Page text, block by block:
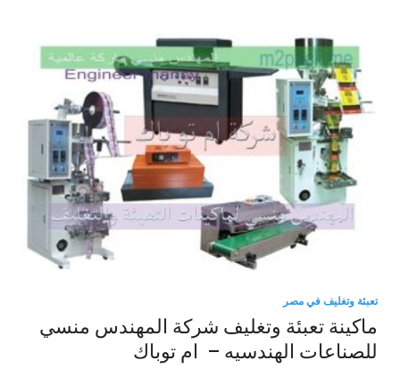
تعبئة وتغليف في مصر
ماكينة تعبئة وتغليف شركة المهندس منسي
للصناعات الهندسيه – ام توباك